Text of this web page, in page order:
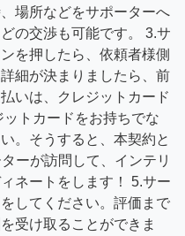
場所などをサポーターへ
の交渉も可能です。 3.サ
を押したら、依頼者様側
細が決まりましたら、前
いは、クレジットカード
トカードをお持ちでな
。そうすると、本契約と
ーが訪問して、インテリ
ネートをします！ 5.サー
してください。評価まで
受け取ることができま